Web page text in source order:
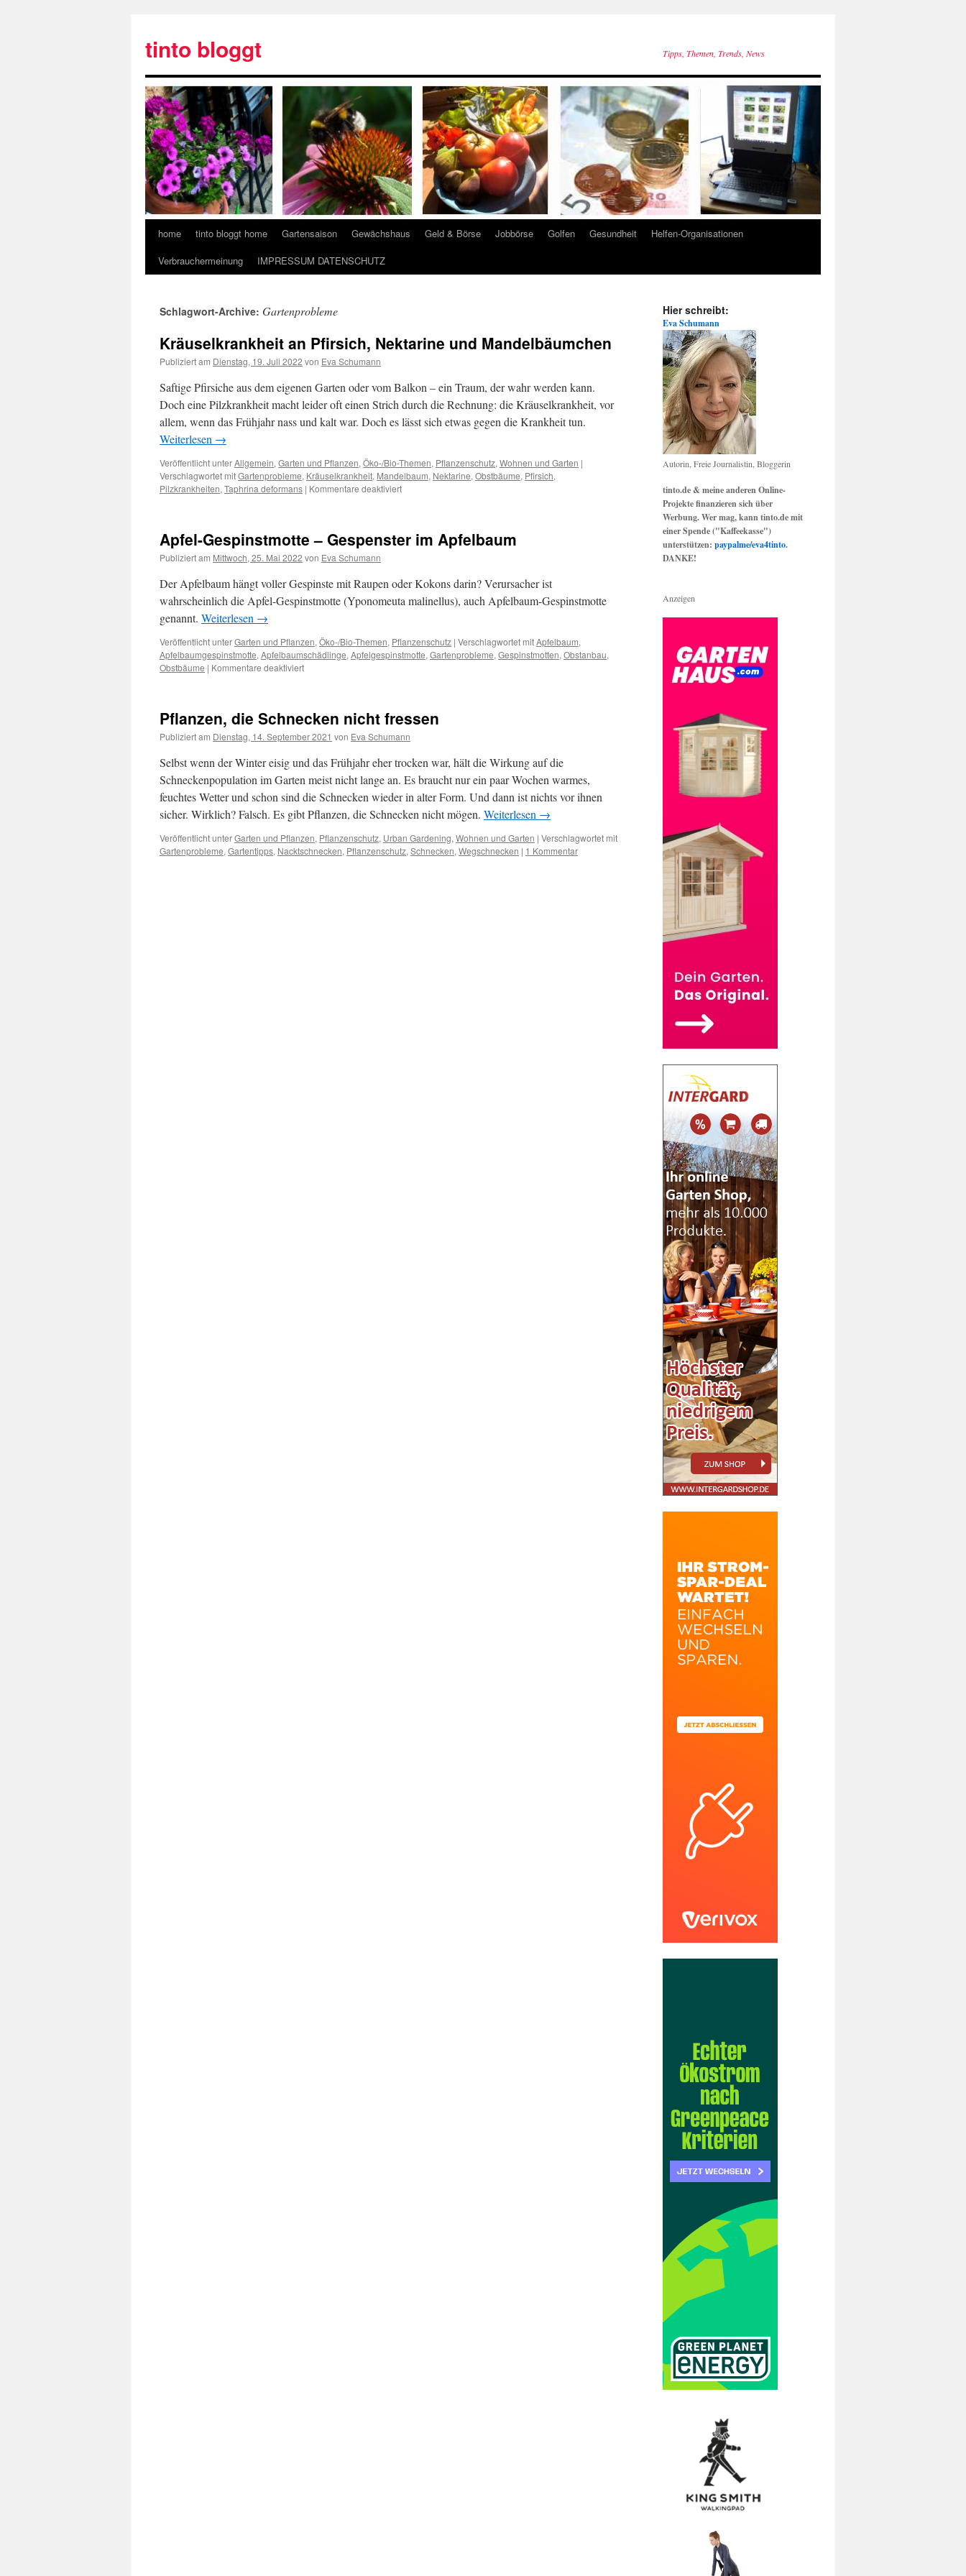
tinto bloggt Tipps, Themen, Trends, News
home tinto bloggt home Gartensaison Gewächshaus Geld & Börse Jobbörse Golfen Gesundheit
Helfen-Organisationen
Verbrauchermeinung
IMPRESSUM DATENSCHUTZ
Schlagwort-Archive: Gartenprobleme
Kräuselkrankheit an Pfirsich, Nektarine und Mandelbäumchen
Publiziert am Dienstag, 19. Juli 2022 von Eva Schumann
Saftige Pfirsiche aus dem eigenen Garten oder vom Balkon – ein Traum, der wahr werden kann.
Doch eine Pilzkrankheit macht leider oft einen Strich durch die Rechnung: die Kräuselkrankheit, vor
allem, wenn das Frühjahr nass und kalt war. Doch es lässt sich etwas gegen die Krankheit tun.
Weiterlesen →
Veröffentlicht unterAllgemein, Garten und Pflanzen, Öko-/Bio-Themen, Pflanzenschutz, Wohnen und Garten |
Verschlagwortet mitGartenprobleme, Kräuselkrankheit, Mandelbaum, Nektarine, Obstbäume, Pfirsich,
Pilzkrankheiten, Taphrina deformans | Kommentare deaktiviert
Apfel-Gespinstmotte – Gespenster im Apfelbaum
Publiziert am Mittwoch, 25. Mai 2022 von Eva Schumann
Der Apfelbaum hängt voller Gespinste mit Raupen oder Kokons darin? Verursacher ist
wahrscheinlich die Apfel-Gespinstmotte (Yponomeuta malinellus), auch Apfelbaum-Gespinstmotte
genannt. Weiterlesen →
Veröffentlicht unterGarten und Pflanzen, Öko-/Bio-Themen, Pflanzenschutz | Verschlagwortet mitApfelbaum,
Apfelbaumgespinstmotte, Apfelbaumschädlinge, Apfelgespinstmotte, Gartenprobleme, Gespinstmotten, Obstanbau,
Obstbäume | Kommentare deaktiviert
Pflanzen, die Schnecken nicht fressen
Publiziert am Dienstag, 14. September 2021 von Eva Schumann
Selbst wenn der Winter eisig und das Frühjahr eher trocken war, hält die Wirkung auf die
Schneckenpopulation im Garten meist nicht lange an. Es braucht nur ein paar Wochen warmes,
feuchtes Wetter und schon sind die Schnecken wieder in alter Form. Und dann ist nichts vor ihnen
sicher. Wirklich? Falsch. Es gibt Pflanzen, die Schnecken nicht mögen. Weiterlesen →
Veröffentlicht unterGarten und Pflanzen, Pflanzenschutz, Urban Gardening, Wohnen und Garten | Verschlagwortet mit
Gartenprobleme, Gartentipps, Nacktschnecken, Pflanzenschutz, Schnecken, Wegschnecken | 1 Kommentar
Hier schreibt:
Eva Schumann
Autorin, Freie Journalistin, Bloggerin
tinto.de & meine anderen Online-
Projekte finanzieren sich über
Werbung. Wer mag, kann tinto.de mit
einer Spende ("Kaffeekasse")
unterstützen: paypalme/eva4tinto.
DANKE!
Anzeigen